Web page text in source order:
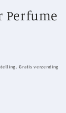
Perfume
Gratis verzending